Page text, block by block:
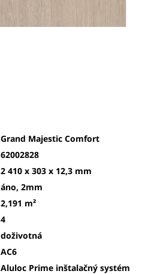
Grand Majestic Comfort
62002828
2 410 x 303 x 12,3 mm
áno, 2mm
2,191 m²
4
doživotná
AC6
Aluloc Prime inštalačný systém